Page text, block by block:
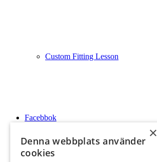
Custom Fitting Lesson
Facebbok
×
Denna webbplats använder
cookies